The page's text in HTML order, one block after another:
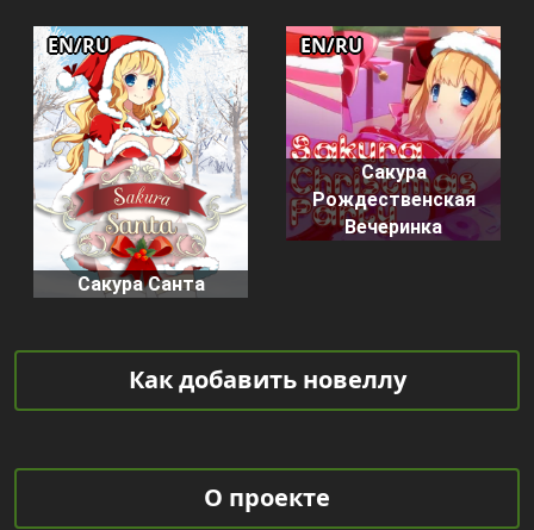
Сакура Санта
EN/RU
Сакура
Рождественская
Вечеринка
EN/RU
Как добавить новеллу
О проекте